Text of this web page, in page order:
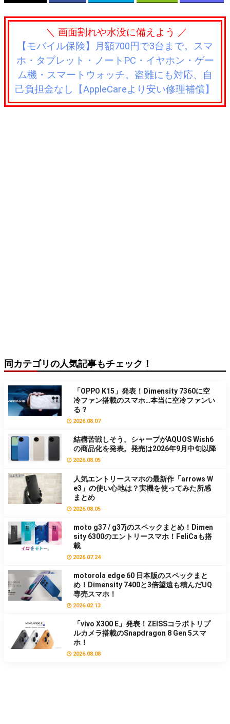
＼ 画面割れや水没に備えよう ／
【モバイル保険】月額700円で3台まで。スマ
ホ・タブレット・ノートPC・イヤホン・ゲー
ム機・スマートウォッチ。盗難にも対応、自
己負担金なし【AppleCareより安い修理補償】
同カテゴリの人気記事もチェック！
「OPPO K15」発表！Dimensity 7360に空
冷ファン搭載のスマホ…本当に空冷ファンい
る？
2026.08.07
結構苦戦しそう。シャープがAQUOS Wish6
の商品化を発表。発売は2026年9月中旬以降
2026.08.05
人気エントリースマホの最新作「arrows W
e3」の使い心地は？実機を使ってみた所感
まとめ
2026.08.05
moto g37 / g37jのスペックまとめ！Dimen
sity 6300のエントリースマホ！FeliCaも搭
載
2026.07.24
motorola edge 60 日本版のスペックまと
め！Dimensity 7400と3倍望遠も積んだUQ
専売スマホ！
2026.02.13
「vivo X300 E」発表！ZEISSコラボトリプ
ルカメラ搭載のSnapdragon 8 Gen 5スマ
ホ！
2026.08.08